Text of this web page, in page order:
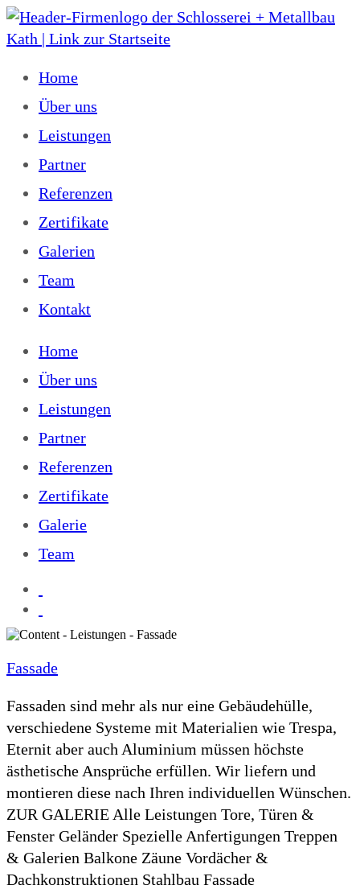
Home
Über uns
Leistungen
Partner
Referenzen
Zertifikate
Galerien
Team
Kontakt
Home
Über uns
Leistungen
Partner
Referenzen
Zertifikate
Galerie
Team
Fassade
Fassaden sind mehr als nur eine Gebäudehülle,
verschiedene Systeme mit Materialien wie Trespa,
Eternit aber auch Aluminium müssen höchste
ästhetische Ansprüche erfüllen. Wir liefern und
montieren diese nach Ihren individuellen Wünschen.
ZUR GALERIE Alle Leistungen Tore, Türen &
Fenster Geländer Spezielle Anfertigungen Treppen
& Galerien Balkone Zäune Vordächer &
Dachkonstruktionen Stahlbau Fassade